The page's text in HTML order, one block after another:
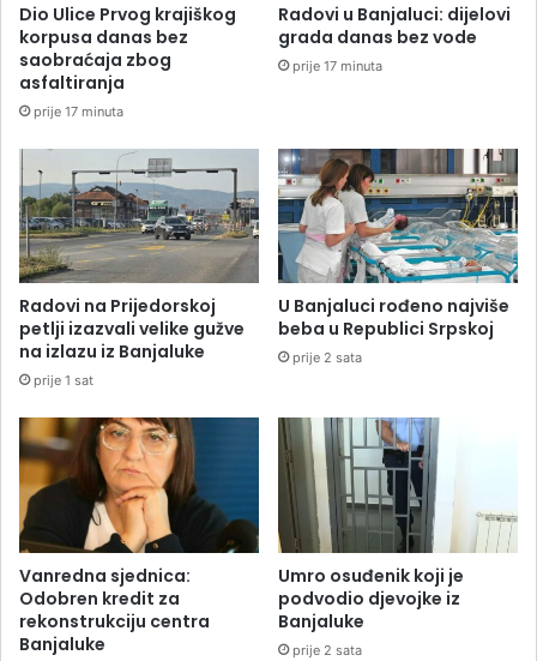
Dio Ulice Prvog krajiškog
korpusa danas bez
saobraćaja zbog
asfaltiranja
prije 17 minuta
Radovi u Banjaluci: dijelovi
grada danas bez vode
prije 17 minuta
Radovi na Prijedorskoj
petlji izazvali velike gužve
na izlazu iz Banjaluke
prije 1 sat
U Banjaluci rođeno najviše
beba u Republici Srpskoj
prije 2 sata
Vanredna sjednica:
Odobren kredit za
rekonstrukciju centra
Banjaluke
Umro osuđenik koji je
podvodio djevojke iz
Banjaluke
prije 2 sata